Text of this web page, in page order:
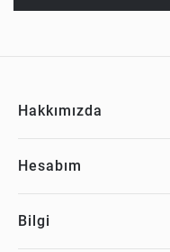
Hakkımızda
Hesabım
Bilgi